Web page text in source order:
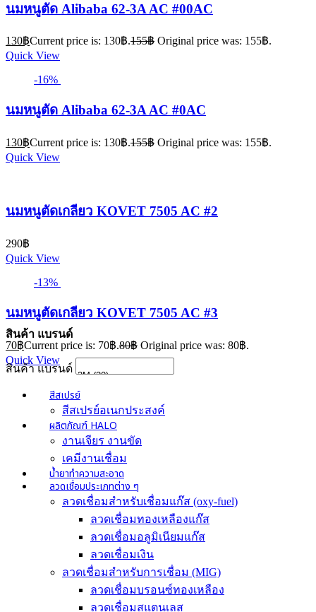
นมหนูตัด Alibaba 62-3A AC #00AC
130฿Current price is: 130฿.155฿ Original price was: 155฿.
Quick View
-16%
นมหนูตัด Alibaba 62-3A AC #0AC
130฿Current price is: 130฿.155฿ Original price was: 155฿.
Quick View
นมหนูตัดเกลียว KOVET 7505 AC #2
290฿
Quick View
-13%
นมหนูตัดเกลียว KOVET 7505 AC #3
70฿Current price is: 70฿.80฿ Original price was: 80฿.
Quick View
สินค้า แบรนด์
สินค้า แบรนด์
สีสเปรย์
สีสเปรย์อเนกประสงค์
ผลิตภัณฑ์ HALO
งานเจียร งานขัด
เคมีงานเชื่อม
น้ำยาทำความสะอาด
ลวดเชื่อมประเภทต่าง ๆ
ลวดเชื่อมสำหรับเชื่อมแก๊ส (oxy-fuel)
ลวดเชื่อมทองเหลืองแก๊ส
ลวดเชื่อมอลูมิเนียมแก๊ส
ลวดเชื่อมเงิน
ลวดเชื่อมสำหรับการเชื่อม (MIG)
ลวดเชื่อมบรอนซ์ทองเหลือง
ลวดเชื่อมสแตนเลส